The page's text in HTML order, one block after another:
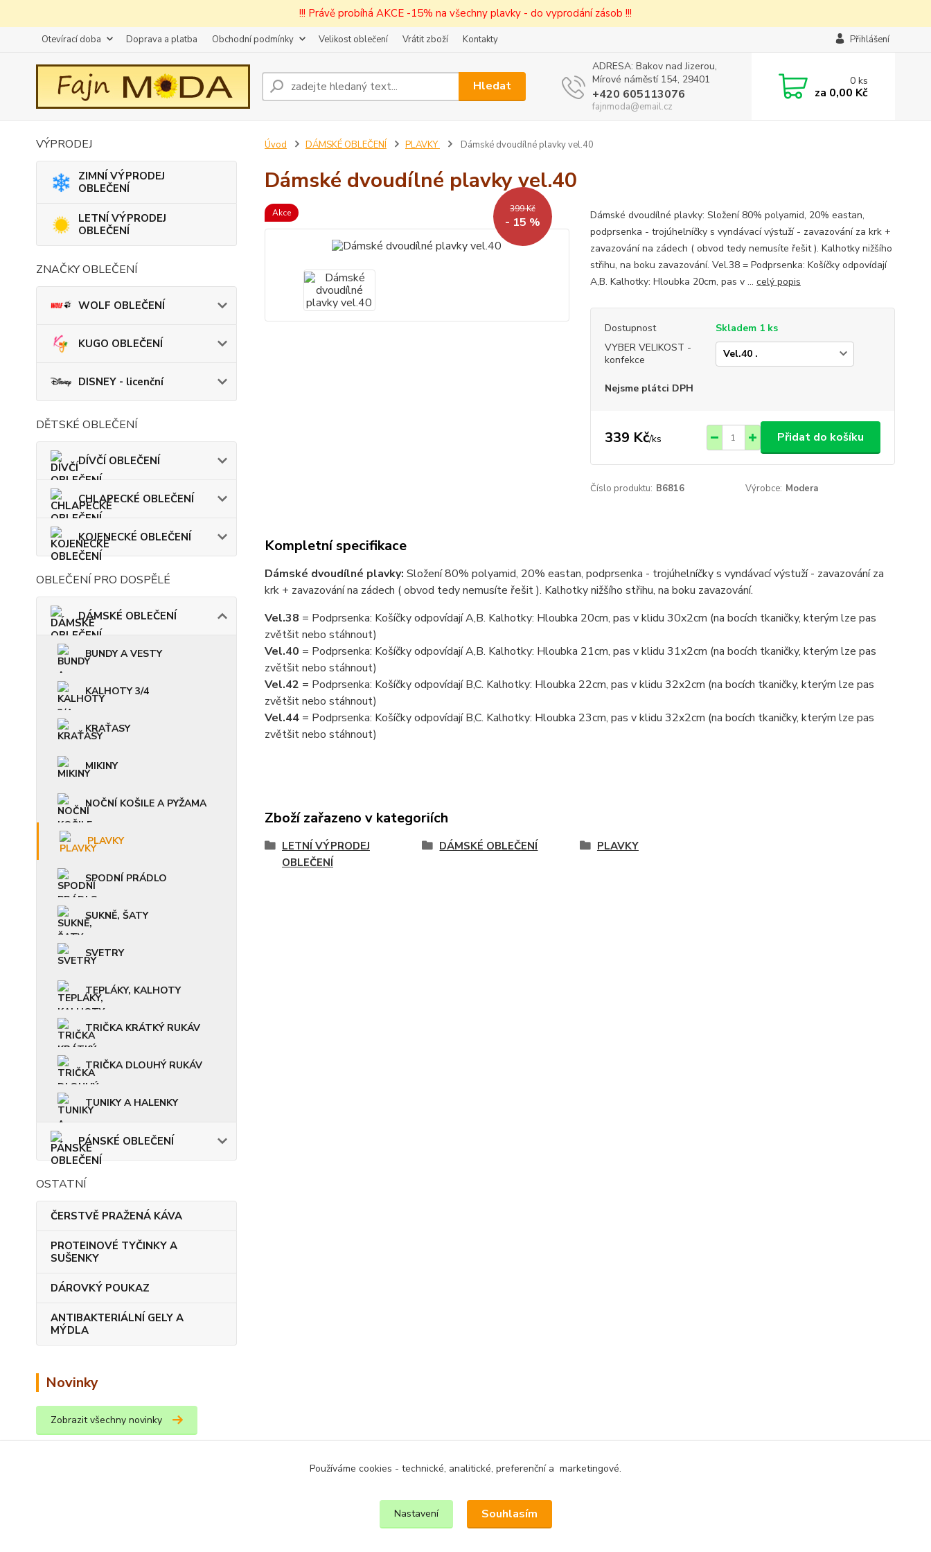
!!! Právě probíhá AKCE -15% na všechny plavky - do vyprodání zásob !!!
Otevírací doba Doprava a platba Obchodní podmínky Velikost oblečení Vrátit zboží Kontakty Přihlášení
Hledat
ADRESA: Bakov nad Jizerou,
Mírové náměstí 154, 29401
+420 605113076
fajnmoda@email.cz
0ks
za 0,00 Kč
VÝPRODEJ
ZIMNÍ VÝPRODEJ
OBLEČENÍ
LETNÍ VÝPRODEJ
OBLEČENÍ
ZNAČKY OBLEČENÍ
WOLF OBLEČENÍ
KUGO OBLEČENÍ
DISNEY - licenční
DĚTSKÉ OBLEČENÍ
DÍVČÍ OBLEČENÍ
CHLAPECKÉ OBLEČENÍ
KOJENECKÉ OBLEČENÍ
OBLEČENÍ PRO DOSPĚLÉ
DÁMSKÉ OBLEČENÍ
BUNDY A VESTY
KALHOTY 3/4
KRAŤASY
MIKINY
NOČNÍ KOŠILE A PYŽAMA
PLAVKY
SPODNÍ PRÁDLO
SUKNĚ, ŠATY
SVETRY
TEPLÁKY, KALHOTY
TRIČKA KRÁTKÝ RUKÁV
TRIČKA DLOUHÝ RUKÁV
TUNIKY A HALENKY
PÁNSKÉ OBLEČENÍ
OSTATNÍ
ČERSTVĚ PRAŽENÁ KÁVA
PROTEINOVÉ TYČINKY A
SUŠENKY
DÁROVKÝ POUKAZ
ANTIBAKTERIÁLNÍ GELY A
MÝDLA
Novinky
Zobrazit všechny novinky
Úvod DÁMSKÉ OBLEČENÍ PLAVKY Dámské dvoudílné plavky vel.40
Dámské dvoudílné plavky vel.40
Akce 399 Kč
- 15 %
Dámské dvoudílné plavky: Složení 80% polyamid, 20% eastan,
podprsenka - trojúhelníčky s vyndávací výstuží - zavazování za krk +
zavazování na zádech ( obvod tedy nemusíte řešit ). Kalhotky nižšího
střihu, na boku zavazování. Vel.38 = Podprsenka: Košíčky odpovídají
A,B. Kalhotky: Hloubka 20cm, pas v ... celý popis
Dostupnost
Skladem 1 ks
VYBER VELIKOST -
konfekce
Nejsme plátci DPH
339 Kč/ks Přidat do košíku
Číslo produktu: B6816 Výrobce: Modera
Kompletní specifikace
Dámské dvoudílné plavky: Složení 80% polyamid, 20% eastan, podprsenka - trojúhelníčky s vyndávací výstuží - zavazování za
krk + zavazování na zádech ( obvod tedy nemusíte řešit ). Kalhotky nižšího střihu, na boku zavazování.
Vel.38 = Podprsenka: Košíčky odpovídají A,B. Kalhotky: Hloubka 20cm, pas v klidu 30x2cm (na bocích tkaničky, kterým lze pas
zvětšit nebo stáhnout)
Vel.40 = Podprsenka: Košíčky odpovídají A,B. Kalhotky: Hloubka 21cm, pas v klidu 31x2cm (na bocích tkaničky, kterým lze pas
zvětšit nebo stáhnout)
Vel.42 = Podprsenka: Košíčky odpovídají B,C. Kalhotky: Hloubka 22cm, pas v klidu 32x2cm (na bocích tkaničky, kterým lze pas
zvětšit nebo stáhnout)
Vel.44= Podprsenka: Košíčky odpovídají B,C. Kalhotky: Hloubka 23cm, pas v klidu 32x2cm (na bocích tkaničky, kterým lze pas
zvětšit nebo stáhnout)
Zboží zařazeno v kategoriích
LETNÍ VÝPRODEJ
OBLEČENÍ
DÁMSKÉ OBLEČENÍ PLAVKY
Používáme cookies - technické, analitické, preferenční a marketingové.
Nastavení Souhlasím